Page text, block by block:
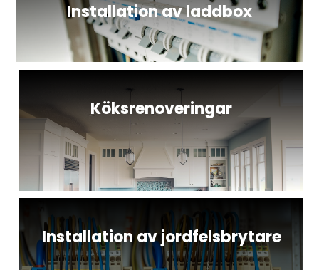
Installation av laddbox
Köksrenoveringar
Installation av jordfelsbrytare